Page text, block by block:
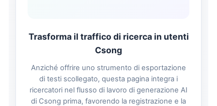
Trasforma il traffico di ricerca in utenti
Csong
Anziché offrire uno strumento di esportazione
di testi scollegato, questa pagina integra i
ricercatori nel flusso di lavoro di generazione AI
di Csong prima, favorendo la registrazione e la